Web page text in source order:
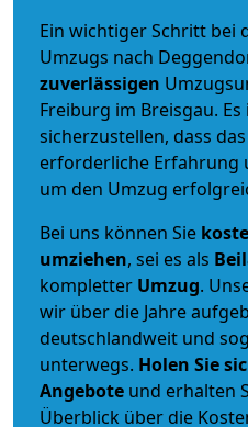
Ein wichtiger Schritt bei
Umzugs nach
zuverlässigen
Freiburg im Breisgau.
sicherzustellen, dass
erforderliche Erfahrung
um den Umzug
Bei uns können Sie
umziehen, sei es als
kompletter Umzug.
wir über die Jahre
deutschlandweit und
unterwegs. Holen Sie
Angebote und erhalten
Überblick über die